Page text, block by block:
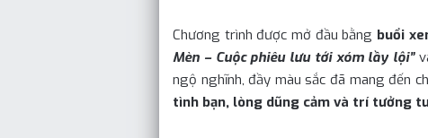
Chương trình được mở đầu bằng buổi
Mèn – Cuộc phiêu lưu tới xóm lầy lội”
ngộ nghĩnh, đầy màu sắc đã mang đến
tình bạn, lòng dũng cảm và trí tưởng